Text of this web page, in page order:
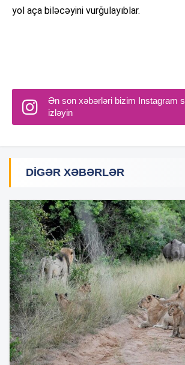
yol aça biləcəyini vurğulayıblar.
Ən son xəbərləri bizim Instagram
izləyin
DIGƏR XƏBƏRLƏR